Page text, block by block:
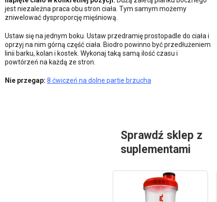
jest niezależna praca obu stron ciała. Tym samym możemy
zniwelować dysproporcję mięśniową.
Ustaw się na jednym boku. Ustaw przedramię prostopadle do ciała i
oprzyj na nim górną część ciała. Biodro powinno być przedłużeniem
linii barku, kolan i kostek. Wykonaj taką samą ilość czasu i
powtórzeń na każdą ze stron.
Nie przegap: 8 ćwiczeń na dolne partie brzucha
Sprawdź sklep z
suplementami